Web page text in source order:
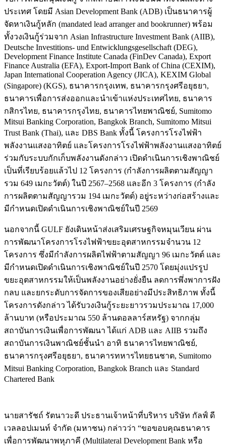
ประเทศ โดยมี Asian Development Bank (ADB) เป็นธนาคารผู้
จัดหาเงินกู้หลัก (mandated lead arranger and bookrunner) พร้อม
ทั้งวงเงินกู้ร่วมจาก Asian Infrastructure Investment Bank (AIIB),
Deutsche Investitions- und Entwicklungsgesellschaft (DEG),
Development Finance Institute Canada (FinDev Canada), Export
Finance Australia (EFA), Export-Import Bank of China (CEXIM),
Japan International Cooperation Agency (JICA), KEXIM Global
(Singapore) (KGS), ธนาคารกรุงเทพ, ธนาคารกรุงศรีอยุธยา,
ธนาคารเพื่อการส่งออกและนำเข้าแห่งประเทศไทย, ธนาคาร
กสิกรไทย, ธนาคารกรุงไทย, ธนาคารไทยพาณิชย์, Sumitomo
Mitsui Banking Corporation, Bangkok Branch, Sumitomo Mitsui
Trust Bank (Thai), และ DBS Bank ทั้งนี้ โครงการโรงไฟฟ้า
พลังงานแสงอาทิตย์ และโครงการโรงไฟฟ้าพลังงานแสงอาทิตย์
ร่วมกับระบบกักเก็บพลังงานดังกล่าว เปิดดำเนินการเชิงพาณิชย์
เป็นที่เรียบร้อยแล้วไป 12 โครงการ (กำลังการผลิตตามสัญญา
รวม 649 เมกะวัตต์) ในปี 2567–2568 และอีก 3 โครงการ (กำลัง
การผลิตตามสัญญารวม 194 เมกะวัตต์) อยู่ระหว่างก่อสร้างและ
มีกำหนดเปิดดำเนินการเชิงพาณิชย์ในปี 2569
นอกจากนี้ GULF ยังเดินหน้าส่งเสริมเศรษฐกิจหมุนเวียน ผ่าน
การพัฒนาโครงการโรงไฟฟ้าขยะอุตสาหกรรมจำนวน 12
โครงการ ซึ่งมีกำลังการผลิตไฟฟ้าตามสัญญา 96 เมกะวัตต์ และ
มีกำหนดเปิดดำเนินการเชิงพาณิชย์ในปี 2570 โดยมุ่งแปรรูป
ขยะอุตสาหกรรมให้เป็นพลังงานอย่างยั่งยืน ลดการพึ่งพาการฝัง
กลบ และยกระดับการจัดการของเสียอย่างมีประสิทธิภาพ ทั้งนี้
โครงการดังกล่าว ได้รับวงเงินกู้ระยะยาวรวมประมาณ 17,000
ล้านบาท (หรือประมาณ 550 ล้านดอลลาร์สหรัฐ) จากกลุ่ม
สถาบันการเงินเพื่อการพัฒนา ได้แก่ ADB และ AIIB รวมถึง
สถาบันการเงินพาณิชย์ชั้นนำ อาทิ ธนาคารไทยพาณิชย์,
ธนาคารกรุงศรีอยุธยา, ธนาคารทหารไทยธนชาต, Sumitomo
Mitsui Banking Corporation, Bangkok Branch และ Standard
Chartered Bank
นายสารัชถ์ รัตนาวะดี ประธานเจ้าหน้าที่บริหาร บริษัท กัลฟ์ ดี
เวลลอปเมนท์ จำกัด (มหาชน) กล่าวว่า “ขอขอบคุณธนาคาร
เพื่อการพัฒนาพหุภาคี (Multilateral Development Bank หรือ